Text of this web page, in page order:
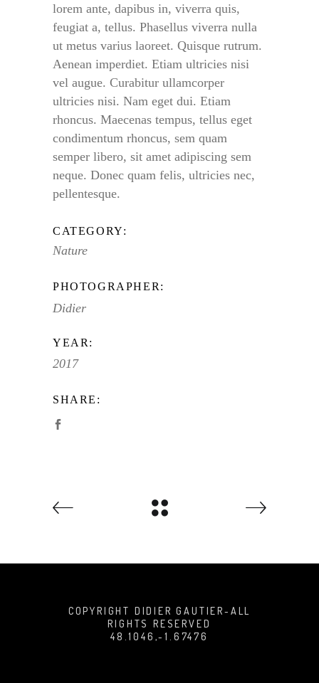
lorem ante, dapibus in, viverra quis,
feugiat a, tellus. Phasellus viverra nulla
ut metus varius laoreet. Quisque rutrum.
Aenean imperdiet. Etiam ultricies nisi
vel augue. Curabitur ullamcorper
ultricies nisi. Nam eget dui. Etiam
rhoncus. Maecenas tempus, tellus eget
condimentum rhoncus, sem quam
semper libero, sit amet adipiscing sem
neque. Donec quam felis, ultricies nec,
pellentesque.
CATEGORY:
Nature
PHOTOGRAPHER:
Didier
YEAR:
2017
SHARE:
COPYRIGHT DIDIER GAUTIER-ALL
RIGHTS RESERVED
48.1046,-1.67476